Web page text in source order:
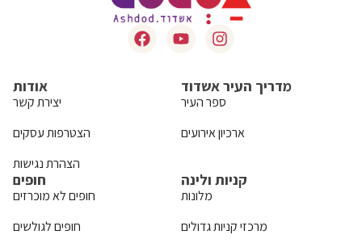
אודות
יצירת קשר
הצטרפות עסקים
הצהרת נגישות
מדריך העיר אשדוד
ספר העיר
ארכיון אירועים
חופים
חופים לא מוכרזים
חופים לגולשים
קניות ולינה
מלונות
מרכזי קניות גדולים